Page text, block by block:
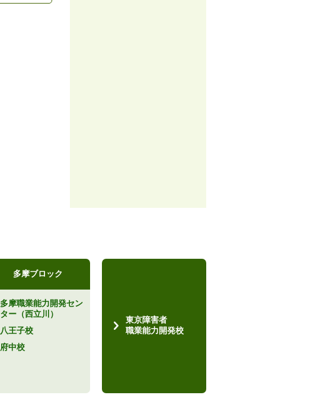
多摩ブロック
多摩職業能力開発セン
ター（西立川）
八王子校
府中校
東京障害者
職業能力開発校